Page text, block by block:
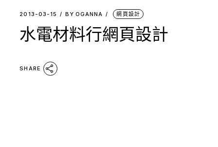
2013-03-15 BY OGANNA 網頁設計
水電材料行網頁設計
SHARE